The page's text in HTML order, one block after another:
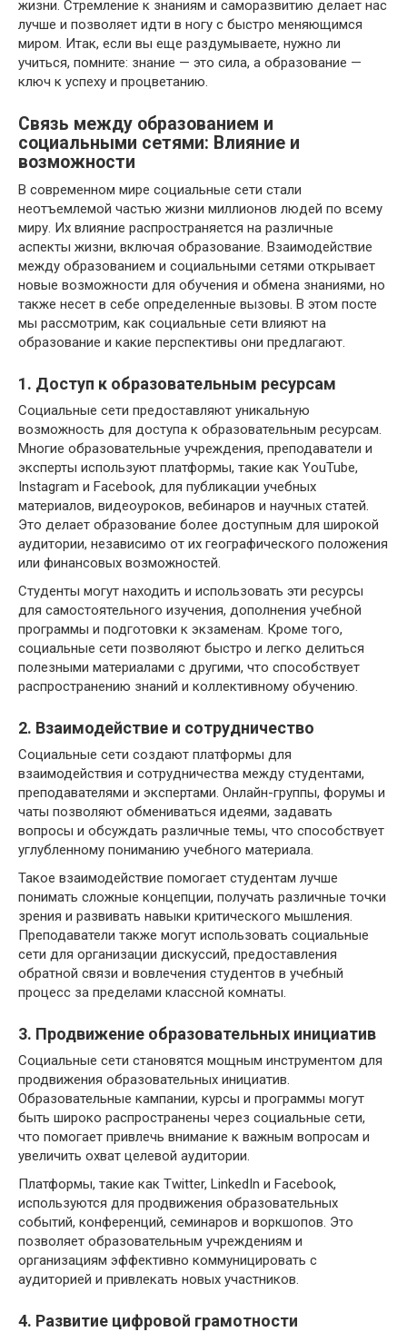
жизни. Стремление к знаниям и саморазвитию делает нас
лучше и позволяет идти в ногу с быстро меняющимся
миром. Итак, если вы еще раздумываете, нужно ли
учиться, помните: знание — это сила, а образование —
ключ к успеху и процветанию.
Связь между образованием и
социальными сетями: Влияние и
возможности
В современном мире социальные сети стали
неотъемлемой частью жизни миллионов людей по всему
миру. Их влияние распространяется на различные
аспекты жизни, включая образование. Взаимодействие
между образованием и социальными сетями открывает
новые возможности для обучения и обмена знаниями, но
также несет в себе определенные вызовы. В этом посте
мы рассмотрим, как социальные сети влияют на
образование и какие перспективы они предлагают.
1. Доступ к образовательным ресурсам
Социальные сети предоставляют уникальную
возможность для доступа к образовательным ресурсам.
Многие образовательные учреждения, преподаватели и
эксперты используют платформы, такие как YouTube,
Instagram и Facebook, для публикации учебных
материалов, видеоуроков, вебинаров и научных статей.
Это делает образование более доступным для широкой
аудитории, независимо от их географического положения
или финансовых возможностей.
Студенты могут находить и использовать эти ресурсы
для самостоятельного изучения, дополнения учебной
программы и подготовки к экзаменам. Кроме того,
социальные сети позволяют быстро и легко делиться
полезными материалами с другими, что способствует
распространению знаний и коллективному обучению.
2. Взаимодействие и сотрудничество
Социальные сети создают платформы для
взаимодействия и сотрудничества между студентами,
преподавателями и экспертами. Онлайн-группы, форумы и
чаты позволяют обмениваться идеями, задавать
вопросы и обсуждать различные темы, что способствует
углубленному пониманию учебного материала.
Такое взаимодействие помогает студентам лучше
понимать сложные концепции, получать различные точки
зрения и развивать навыки критического мышления.
Преподаватели также могут использовать социальные
сети для организации дискуссий, предоставления
обратной связи и вовлечения студентов в учебный
процесс за пределами классной комнаты.
3. Продвижение образовательных инициатив
Социальные сети становятся мощным инструментом для
продвижения образовательных инициатив.
Образовательные кампании, курсы и программы могут
быть широко распространены через социальные сети,
что помогает привлечь внимание к важным вопросам и
увеличить охват целевой аудитории.
Платформы, такие как Twitter, LinkedIn и Facebook,
используются для продвижения образовательных
событий, конференций, семинаров и воркшопов. Это
позволяет образовательным учреждениям и
организациям эффективно коммуницировать с
аудиторией и привлекать новых участников.
4. Развитие цифровой грамотности